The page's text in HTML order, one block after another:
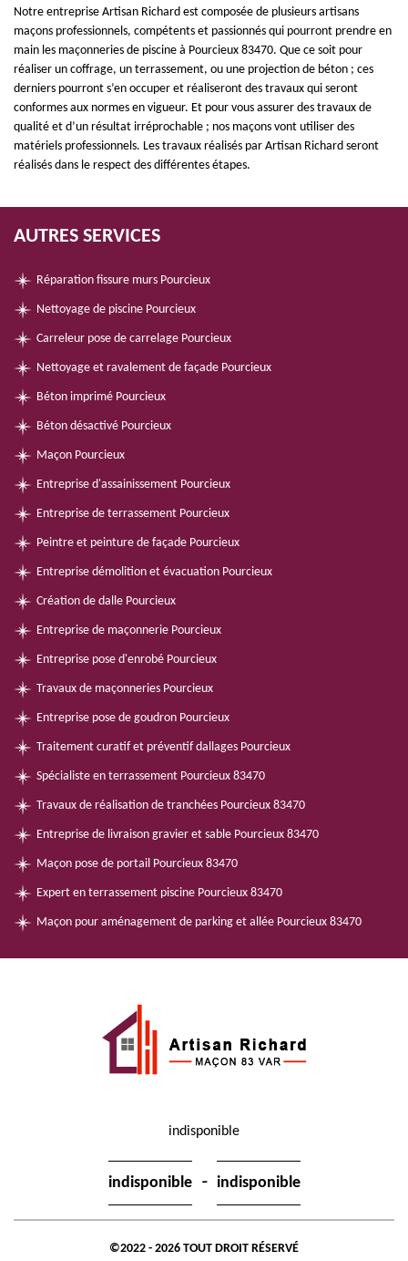
Notre entreprise Artisan Richard est composée de plusieurs artisans
maçons professionnels, compétents et passionnés qui pourront prendre en
main les maçonneries de piscine à Pourcieux 83470. Que ce soit pour
réaliser un coffrage, un terrassement, ou une projection de béton ; ces
derniers pourront s’en occuper et réaliseront des travaux qui seront
conformes aux normes en vigueur. Et pour vous assurer des travaux de
qualité et d’un résultat irréprochable ; nos maçons vont utiliser des
matériels professionnels. Les travaux réalisés par Artisan Richard seront
réalisés dans le respect des différentes étapes.
AUTRES SERVICES
Réparation fissure murs Pourcieux
Nettoyage de piscine Pourcieux
Carreleur pose de carrelage Pourcieux
Nettoyage et ravalement de façade Pourcieux
Béton imprimé Pourcieux
Béton désactivé Pourcieux
Maçon Pourcieux
Entreprise d'assainissement Pourcieux
Entreprise de terrassement Pourcieux
Peintre et peinture de façade Pourcieux
Entreprise démolition et évacuation Pourcieux
Création de dalle Pourcieux
Entreprise de maçonnerie Pourcieux
Entreprise pose d'enrobé Pourcieux
Travaux de maçonneries Pourcieux
Entreprise pose de goudron Pourcieux
Traitement curatif et préventif dallages Pourcieux
Spécialiste en terrassement Pourcieux 83470
Travaux de réalisation de tranchées Pourcieux 83470
Entreprise de livraison gravier et sable Pourcieux 83470
Maçon pose de portail Pourcieux 83470
Expert en terrassement piscine Pourcieux 83470
Maçon pour aménagement de parking et allée Pourcieux 83470
indisponible
indisponible - indisponible
©2022 - 2026 TOUT DROIT RÉSERVÉ